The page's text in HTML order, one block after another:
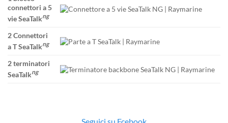
connettori a 5
vie SeaTalkng
2 Connettori
a T SeaTalkng
2 terminatori
SeaTalkng